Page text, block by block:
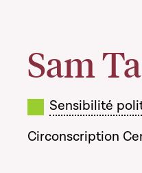
Sam
Sensibilité
Circonscription